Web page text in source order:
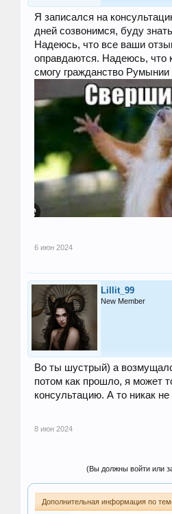
Я записался на
дней созвонимся, буду
Надеюсь, что все ваши
оправдаются. Надеюсь, что
смогу гражданство Румынии
6 июн 2024
Lillit_99
New Member
Во ты шустрый) а
потом как прошло, я может
консультацию. А то никак
8 июн 2024
(Вы должны войти или
Дополнительная информация по